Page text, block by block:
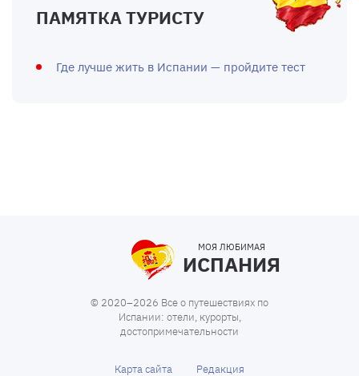
ПАМЯТКА ТУРИСТУ
Где лучше жить в Испании — пройдите тест
МОЯ ЛЮБИМАЯ
ИСПАНИЯ
© 2020–2026 Все о путешествиях по
Испании: отели, курорты,
достопримечательности
Карта сайта Редакция